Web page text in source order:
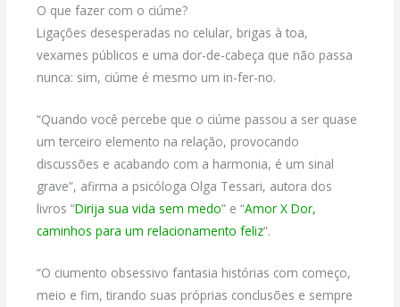
O que fazer com o ciúme?
Ligações desesperadas no celular, brigas à toa,
vexames públicos e uma dor-de-cabeça que não passa
nunca: sim, ciúme é mesmo um in-fer-no.
“Quando você percebe que o ciúme passou a ser quase
um terceiro elemento na relação, provocando
discussões e acabando com a harmonia, é um sinal
grave”, afirma a psicóloga Olga Tessari, autora dos
livros “Dirija sua vida sem medo” e “Amor X Dor,
caminhos para um relacionamento feliz“.
“O ciumento obsessivo fantasia histórias com começo,
meio e fim, tirando suas próprias conclusões e sempre